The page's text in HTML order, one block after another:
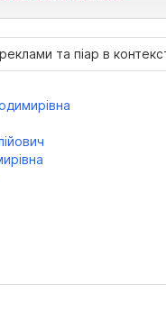
та піар в